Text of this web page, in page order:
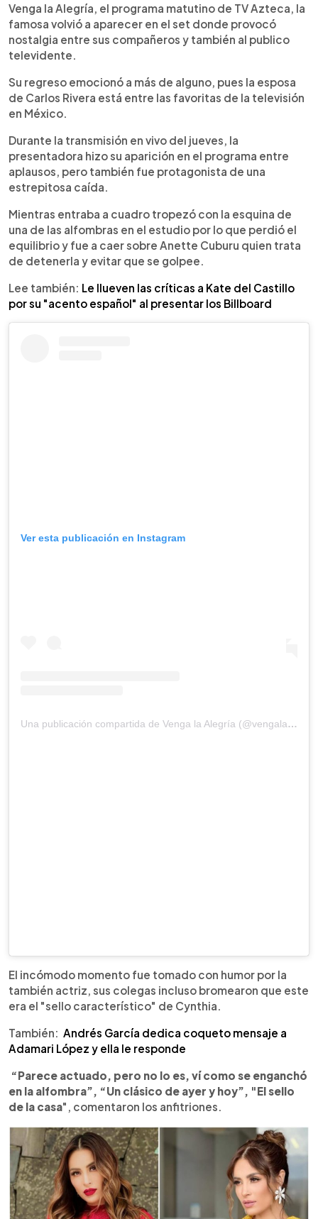
Venga la Alegría, el programa matutino de TV Azteca, la
famosa volvió a aparecer en el set donde provocó
nostalgia entre sus compañeros y también al publico
televidente.
Su regreso emocionó a más de alguno, pues la esposa
de Carlos Rivera está entre las favoritas de la televisión
en México.
Durante la transmisión en vivo del jueves, la
presentadora hizo su aparición en el programa entre
aplausos, pero también fue protagonista de una
estrepitosa caída.
Mientras entraba a cuadro tropezó con la esquina de
una de las alfombras en el estudio por lo que perdió el
equilibrio y fue a caer sobre Anette Cuburu quien trata
de detenerla y evitar que se golpee.
Lee también: Le llueven las críticas a Kate del Castillo
por su "acento español" al presentar los Billboard
Ver esta publicación en Instagram
Una publicación compartida de Venga la Alegría (@vengalaalegria)
El incómodo momento fue tomado con humor por la
también actriz, sus colegas incluso bromearon que este
era el "sello característico" de Cynthia.
También: Andrés García dedica coqueto mensaje a
Adamari López y ella le responde
“Parece actuado, pero no lo es, ví como se enganchó
en la alfombra”, “Un clásico de ayer y hoy”, "El sello
de la casa", comentaron los anfitriones.